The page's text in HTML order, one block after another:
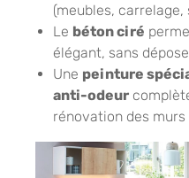
(meubles, carrelage,
Le béton ciré
élégant, sans
Une peinture
anti-odeur
rénovation des